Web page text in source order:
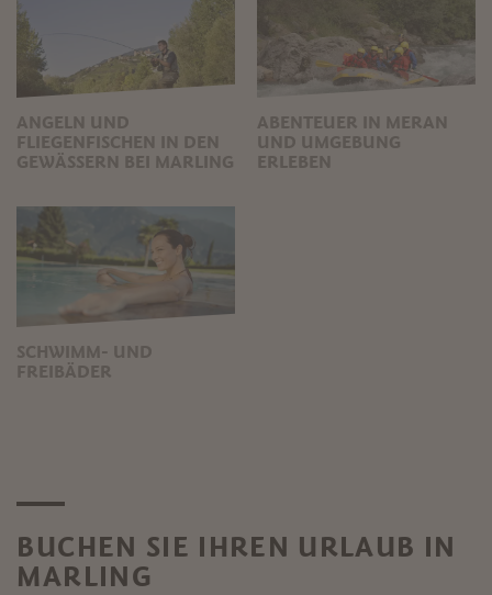
ANGELN UND
FLIEGENFISCHEN IN DEN
GEWÄSSERN BEI MARLING
ABENTEUER IN MERAN
UND UMGEBUNG
ERLEBEN
SCHWIMM- UND
FREIBÄDER
BUCHEN SIE IHREN URLAUB IN
MARLING